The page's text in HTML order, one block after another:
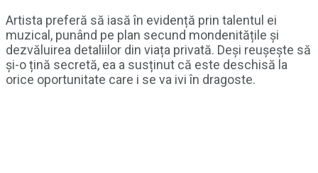
Artista preferă să iasă în evidență prin talentul ei
muzical, punând pe plan secund mondenitățile și
dezvăluirea detaliilor din viața privată. Deși reușește să
și-o țină secretă, ea a susținut că este deschisă la
orice oportunitate care i se va ivi în dragoste.